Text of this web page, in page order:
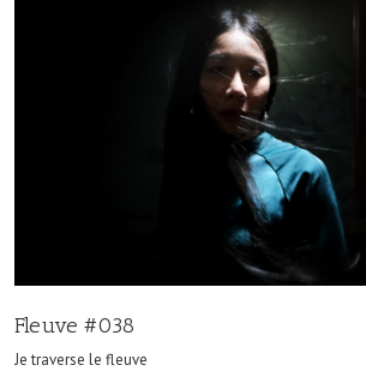
Fleuve #038
Je traverse le fleuve